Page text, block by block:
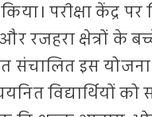
परीक्षा केंद्र
और रजहरा क्षेत्रों के
इस
विद्यार्थियों को